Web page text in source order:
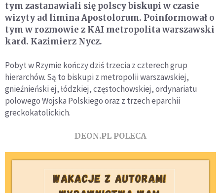
tym zastanawiali się polscy biskupi w czasie
wizyty ad limina Apostolorum. Poinformował o
tym w rozmowie z KAI metropolita warszawski
kard. Kazimierz Nycz.
Pobyt w Rzymie kończy dziś trzecia z czterech grup
hierarchów. Są to biskupi z metropolii warszawskiej,
gnieźnieński ej, łódzkiej, częstochowskiej, ordynariatu
polowego Wojska Polskiego oraz z trzech eparchii
greckokatolickich.
DEON.PL POLECA